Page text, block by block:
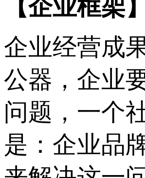
【企业框架】
企业经营成
公器，企业
问题，一个
是：企业品